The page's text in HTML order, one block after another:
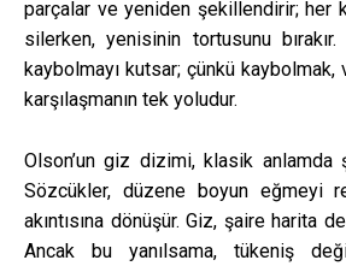
parçalar ve yeniden şekillendirir; her
silerken, yenisinin tortusunu
kaybolmayı kutsar; çünkü
karşılaşmanın tek yoludur.
Olson’un giz dizimi, klasik anlamda
Sözcükler, düzene boyun eğmeyi
akıntısına dönüşür. Giz, şaire harita
Ancak bu yanılsama, tükeniş